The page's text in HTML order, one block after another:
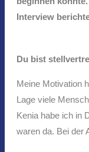
Interview
Du bist
Meine Motivation
Lage viele
Kenia habe ich in
waren da. Bei der